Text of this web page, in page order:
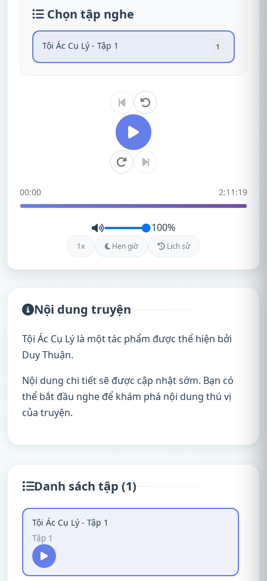
Chọn tập nghe
Tội Ác Cụ Lý - Tập 1 1
00:00 2:11:19
100%
1x Hẹn giờ Lịch sử
Nội dung truyện
Tội Ác Cụ Lý là một tác phẩm được thể hiện bởi
Duy Thuận.
Nội dung chi tiết sẽ được cập nhật sớm. Bạn có
thể bắt đầu nghe để khám phá nội dung thú vị
của truyện.
Danh sách tập (1)
Tội Ác Cụ Lý - Tập 1
Tập 1